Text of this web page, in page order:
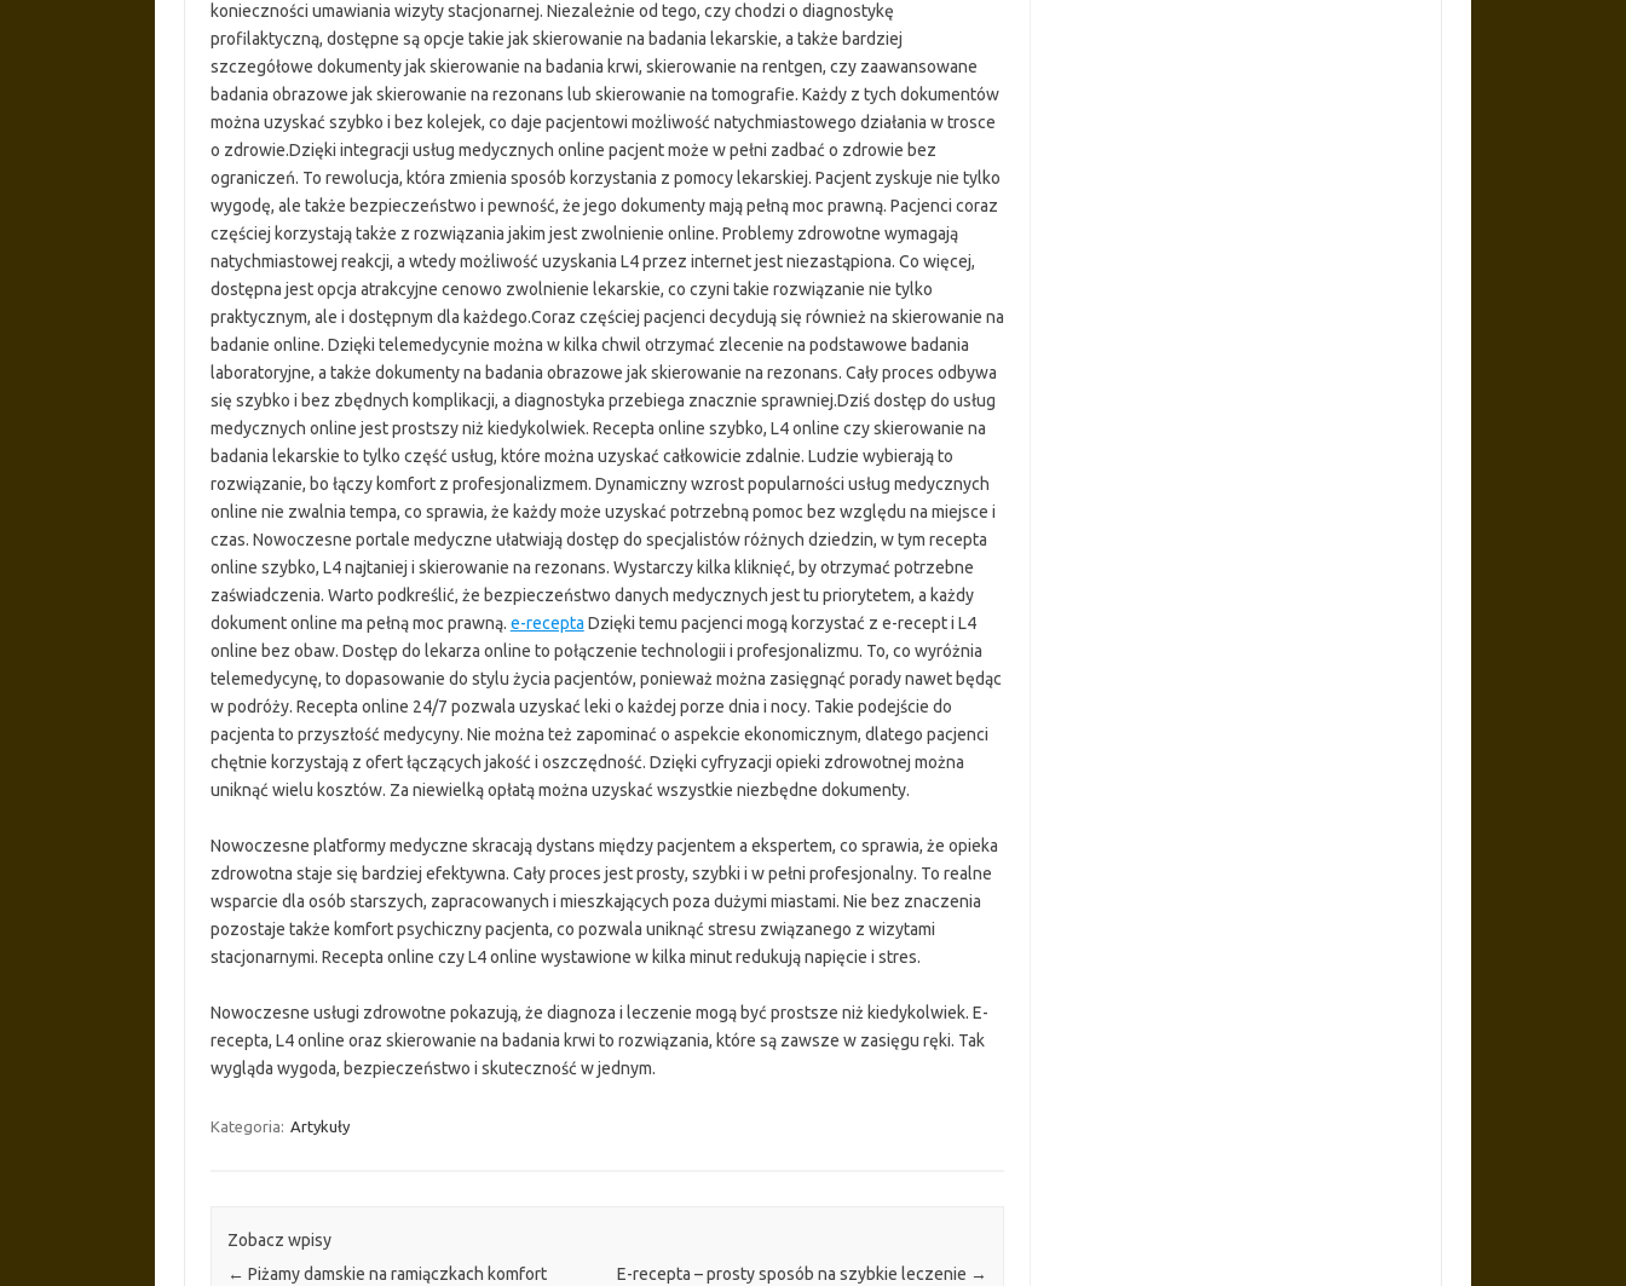
konieczności umawiania wizyty stacjonarnej. Niezależnie od tego, czy chodzi o diagnostykę
profilaktyczną, dostępne są opcje takie jak skierowanie na badania lekarskie, a także bardziej
szczegółowe dokumenty jak skierowanie na badania krwi, skierowanie na rentgen, czy zaawansowane
badania obrazowe jak skierowanie na rezonans lub skierowanie na tomografie. Każdy z tych dokumentów
można uzyskać szybko i bez kolejek, co daje pacjentowi możliwość natychmiastowego działania w trosce
o zdrowie.Dzięki integracji usług medycznych online pacjent może w pełni zadbać o zdrowie bez
ograniczeń. To rewolucja, która zmienia sposób korzystania z pomocy lekarskiej. Pacjent zyskuje nie tylko
wygodę, ale także bezpieczeństwo i pewność, że jego dokumenty mają pełną moc prawną. Pacjenci coraz
częściej korzystają także z rozwiązania jakim jest zwolnienie online. Problemy zdrowotne wymagają
natychmiastowej reakcji, a wtedy możliwość uzyskania L4 przez internet jest niezastąpiona. Co więcej,
dostępna jest opcja atrakcyjne cenowo zwolnienie lekarskie, co czyni takie rozwiązanie nie tylko
praktycznym, ale i dostępnym dla każdego.Coraz częściej pacjenci decydują się również na skierowanie na
badanie online. Dzięki telemedycynie można w kilka chwil otrzymać zlecenie na podstawowe badania
laboratoryjne, a także dokumenty na badania obrazowe jak skierowanie na rezonans. Cały proces odbywa
się szybko i bez zbędnych komplikacji, a diagnostyka przebiega znacznie sprawniej.Dziś dostęp do usług
medycznych online jest prostszy niż kiedykolwiek. Recepta online szybko, L4 online czy skierowanie na
badania lekarskie to tylko część usług, które można uzyskać całkowicie zdalnie. Ludzie wybierają to
rozwiązanie, bo łączy komfort z profesjonalizmem. Dynamiczny wzrost popularności usług medycznych
online nie zwalnia tempa, co sprawia, że każdy może uzyskać potrzebną pomoc bez względu na miejsce i
czas. Nowoczesne portale medyczne ułatwiają dostęp do specjalistów różnych dziedzin, w tym recepta
online szybko, L4 najtaniej i skierowanie na rezonans. Wystarczy kilka kliknięć, by otrzymać potrzebne
zaświadczenia. Warto podkreślić, że bezpieczeństwo danych medycznych jest tu priorytetem, a każdy
dokument online ma pełną moc prawną. e-recepta Dzięki temu pacjenci mogą korzystać z e-recept i L4
online bez obaw. Dostęp do lekarza online to połączenie technologii i profesjonalizmu. To, co wyróżnia
telemedycynę, to dopasowanie do stylu życia pacjentów, ponieważ można zasięgnąć porady nawet będąc
w podróży. Recepta online 24/7 pozwala uzyskać leki o każdej porze dnia i nocy. Takie podejście do
pacjenta to przyszłość medycyny. Nie można też zapominać o aspekcie ekonomicznym, dlatego pacjenci
chętnie korzystają z ofert łączących jakość i oszczędność. Dzięki cyfryzacji opieki zdrowotnej można
uniknąć wielu kosztów. Za niewielką opłatą można uzyskać wszystkie niezbędne dokumenty.
Nowoczesne platformy medyczne skracają dystans między pacjentem a ekspertem, co sprawia, że opieka
zdrowotna staje się bardziej efektywna. Cały proces jest prosty, szybki i w pełni profesjonalny. To realne
wsparcie dla osób starszych, zapracowanych i mieszkających poza dużymi miastami. Nie bez znaczenia
pozostaje także komfort psychiczny pacjenta, co pozwala uniknąć stresu związanego z wizytami
stacjonarnymi. Recepta online czy L4 online wystawione w kilka minut redukują napięcie i stres.
Nowoczesne usługi zdrowotne pokazują, że diagnoza i leczenie mogą być prostsze niż kiedykolwiek. E-
recepta, L4 online oraz skierowanie na badania krwi to rozwiązania, które są zawsze w zasięgu ręki. Tak
wygląda wygoda, bezpieczeństwo i skuteczność w jednym.
Kategoria: Artykuły
Zobacz wpisy
← Piżamy damskie na ramiączkach komfort E-recepta – prosty sposób na szybkie leczenie →